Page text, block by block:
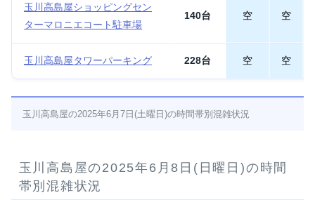
玉川高島屋ショッピングセン
ターマロニエコート駐車場
140台 空 空
玉川高島屋タワーパーキング 228台 空 空
玉川高島屋の2025年6月7日(土曜日)の時間帯別混雑状況
玉川高島屋の2025年6月8日(日曜日)の時間
帯別混雑状況